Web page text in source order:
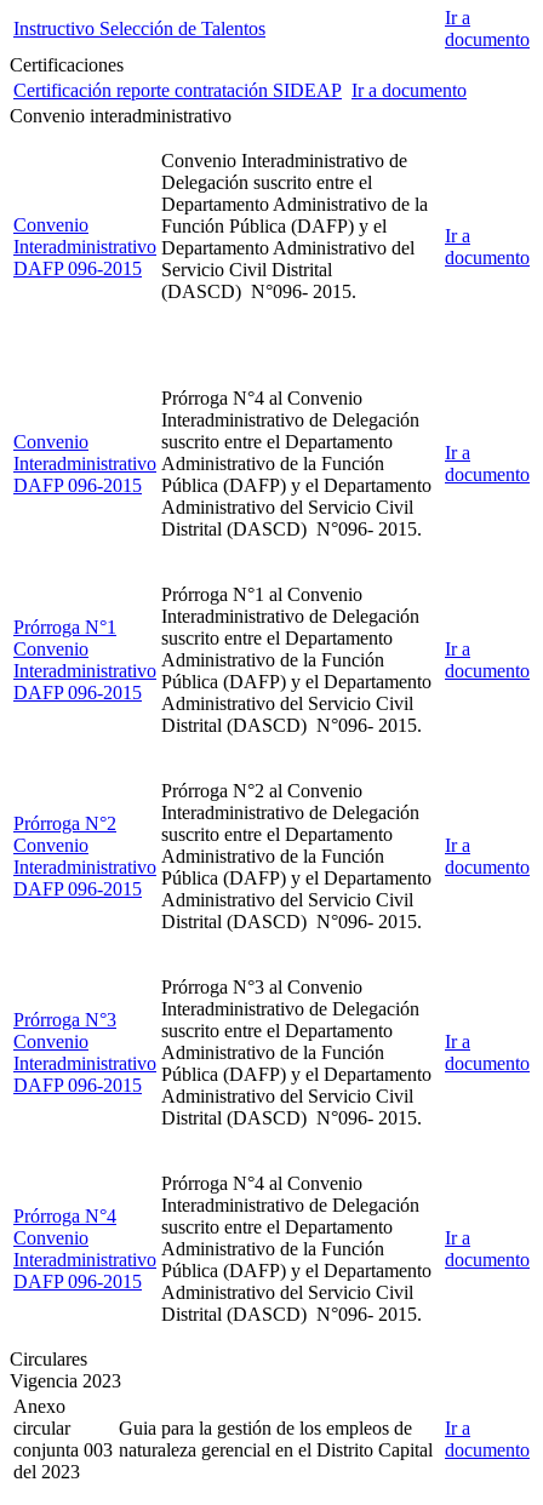
Instructivo Selección de Talentos
Ir a
documento
Certificaciones
Certificación reporte contratación SIDEAP Ir a documento
Convenio interadministrativo
Convenio
Interadministrativo
DAFP 096-2015
Convenio Interadministrativo de
Delegación suscrito entre el
Departamento Administrativo de la
Función Pública (DAFP) y el
Departamento Administrativo del
Servicio Civil Distrital
(DASCD) N°096- 2015.
Ir a
documento
Convenio
Interadministrativo
DAFP 096-2015
Prórroga N°4 al Convenio
Interadministrativo de Delegación
suscrito entre el Departamento
Administrativo de la Función
Pública (DAFP) y el Departamento
Administrativo del Servicio Civil
Distrital (DASCD) N°096- 2015.
Ir a
documento
Prórroga N°1
Convenio
Interadministrativo
DAFP 096-2015
Prórroga N°1 al Convenio
Interadministrativo de Delegación
suscrito entre el Departamento
Administrativo de la Función
Pública (DAFP) y el Departamento
Administrativo del Servicio Civil
Distrital (DASCD) N°096- 2015.
Ir a
documento
Prórroga N°2
Convenio
Interadministrativo
DAFP 096-2015
Prórroga N°2 al Convenio
Interadministrativo de Delegación
suscrito entre el Departamento
Administrativo de la Función
Pública (DAFP) y el Departamento
Administrativo del Servicio Civil
Distrital (DASCD) N°096- 2015.
Ir a
documento
Prórroga N°3
Convenio
Interadministrativo
DAFP 096-2015
Prórroga N°3 al Convenio
Interadministrativo de Delegación
suscrito entre el Departamento
Administrativo de la Función
Pública (DAFP) y el Departamento
Administrativo del Servicio Civil
Distrital (DASCD) N°096- 2015.
Ir a
documento
Prórroga N°4
Convenio
Interadministrativo
DAFP 096-2015
Prórroga N°4 al Convenio
Interadministrativo de Delegación
suscrito entre el Departamento
Administrativo de la Función
Pública (DAFP) y el Departamento
Administrativo del Servicio Civil
Distrital (DASCD) N°096- 2015.
Ir a
documento
Circulares
Vigencia 2023
Anexo
circular
conjunta 003
del 2023
Guia para la gestión de los empleos de
naturaleza gerencial en el Distrito Capital
Ir a
documento